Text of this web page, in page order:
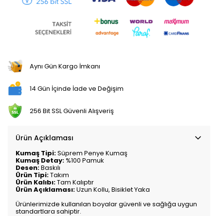
Aynı Gün Kargo İmkanı
14 Gün İçinde İade ve Değişim
256 Bit SSL Güvenli Alışveriş
Ürün Açıklaması
Kumaş Tipi:Süprem Penye Kumaş
Kumaş Detay:%100 Pamuk
Desen:Baskılı
Ürün Tipi:Takım
Ürün Kalıbı:Tam Kalıptır
Ürün Açıklaması:Uzun Kollu, Bisiklet Yaka
Ürünlerimizde kullanılan boyalar güvenli ve sağlığa uygun
standartlara sahiptir.